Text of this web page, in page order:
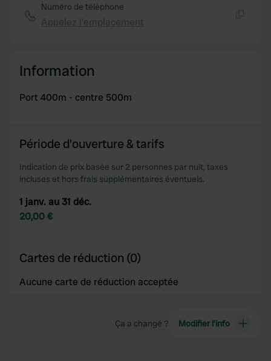
Numéro de téléphone
Information
Port 400m - centre 500m
Période d'ouverture & tarifs
Indication de prix basée sur 2 personnes par nuit, taxes
incluses et hors frais supplémentaires éventuels.
1 janv. au 31 déc.
20,00 €
Cartes de réduction (0)
Aucune carte de réduction acceptée
Ça a changé ? Modifier l’info